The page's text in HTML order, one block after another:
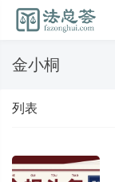
金小桐
列表